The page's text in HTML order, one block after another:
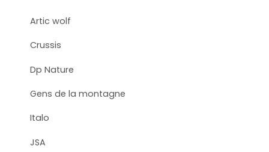
Artic wolf
Crussis
Dp Nature
Gens de la montagne
Italo
JSA